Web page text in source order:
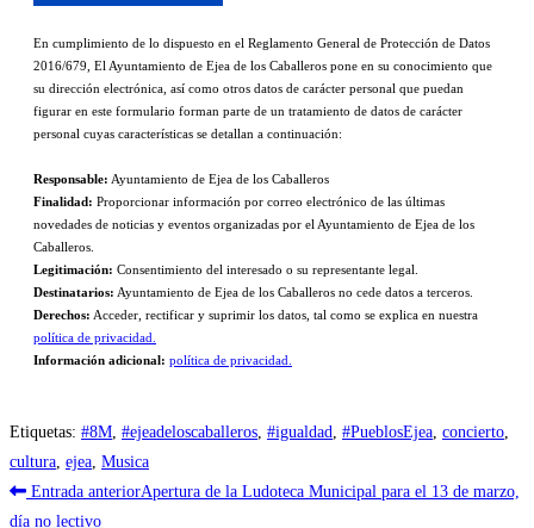
En cumplimiento de lo dispuesto en el Reglamento General de Protección de Datos
2016/679, El Ayuntamiento de Ejea de los Caballeros pone en su conocimiento que
su dirección electrónica, así como otros datos de carácter personal que puedan
figurar en este formulario forman parte de un tratamiento de datos de carácter
personal cuyas características se detallan a continuación:
Responsable: Ayuntamiento de Ejea de los Caballeros
Finalidad: Proporcionar información por correo electrónico de las últimas
novedades de noticias y eventos organizadas por el Ayuntamiento de Ejea de los
Caballeros.
Legitimación: Consentimiento del interesado o su representante legal.
Destinatarios: Ayuntamiento de Ejea de los Caballeros no cede datos a terceros.
Derechos: Acceder, rectificar y suprimir los datos, tal como se explica en nuestra
política de privacidad.
Información adicional: política de privacidad.
Etiquetas: #8M #ejeadeloscaballeros #igualdad #PueblosEjea concierto
cultura ejea Musica
LeerEntrada anteriorApertura de la Ludoteca Municipal para el 13 de marzo,
día no lectivo